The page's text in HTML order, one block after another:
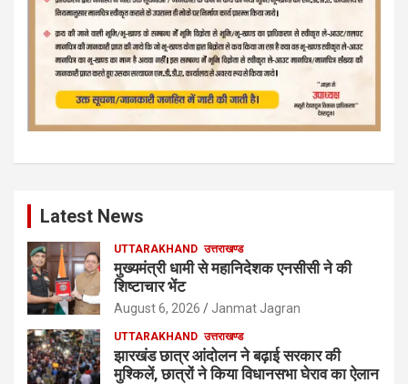
Latest News
UTTARAKHAND उत्तराखण्ड
मुख्यमंत्री धामी से महानिदेशक एनसीसी ने की
शिष्टाचार भेंट
August 6, 2026 Janmat Jagran
UTTARAKHAND उत्तराखण्ड
झारखंड छात्र आंदोलन ने बढ़ाई सरकार की
मुश्किलें, छात्रों ने किया विधानसभा घेराव का ऐलान